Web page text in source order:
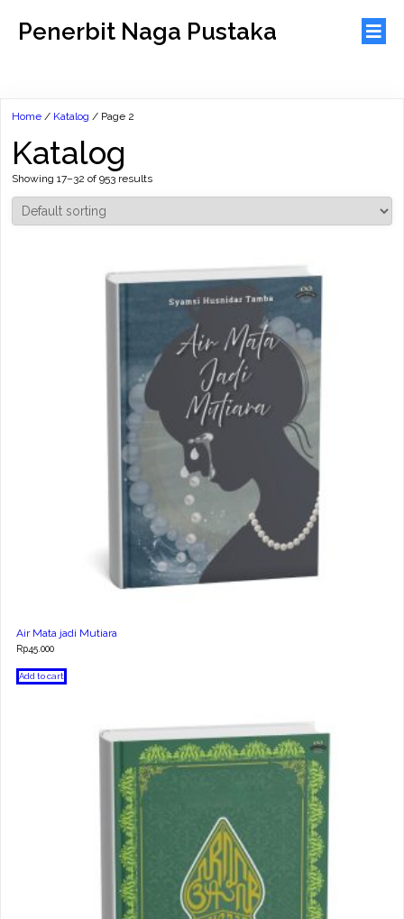
Penerbit Naga Pustaka
Home / Katalog / Page 2
Katalog
Showing 17–32 of 953 results
Air Mata jadi Mutiara
Rp45.000
Add to cart